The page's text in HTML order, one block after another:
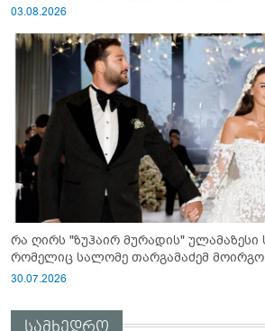
03.08.2026
რა ღირს "ზუჰაირ მურადის" ულამაზესი საქორწინო კაბა,
რომელიც სალომე თარგამაძემ მოირგო
30.07.2026
სამხედრო